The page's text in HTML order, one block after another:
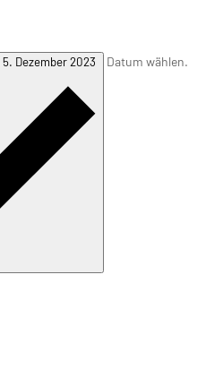
5. Dezember 2023 Datum wählen.